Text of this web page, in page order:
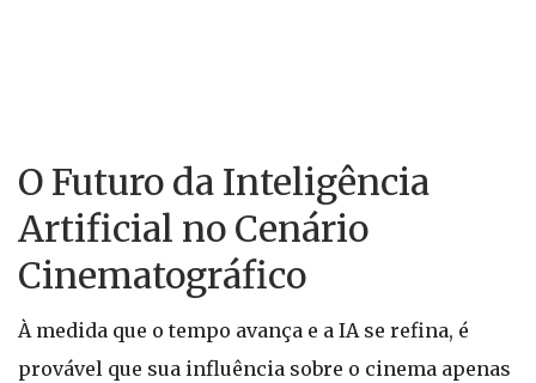
O Futuro da Inteligência
Artificial no Cenário
Cinematográfico
À medida que o tempo avança e a IA se refina, é
provável que sua influência sobre o cinema apenas